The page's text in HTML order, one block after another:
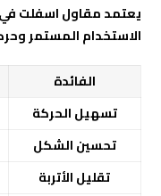
يعتمد مقاول اسفلت
الاستخدام المستمر
الفائدة
تسهيل الحركة
تحسين الشكل
تقليل الأتربة